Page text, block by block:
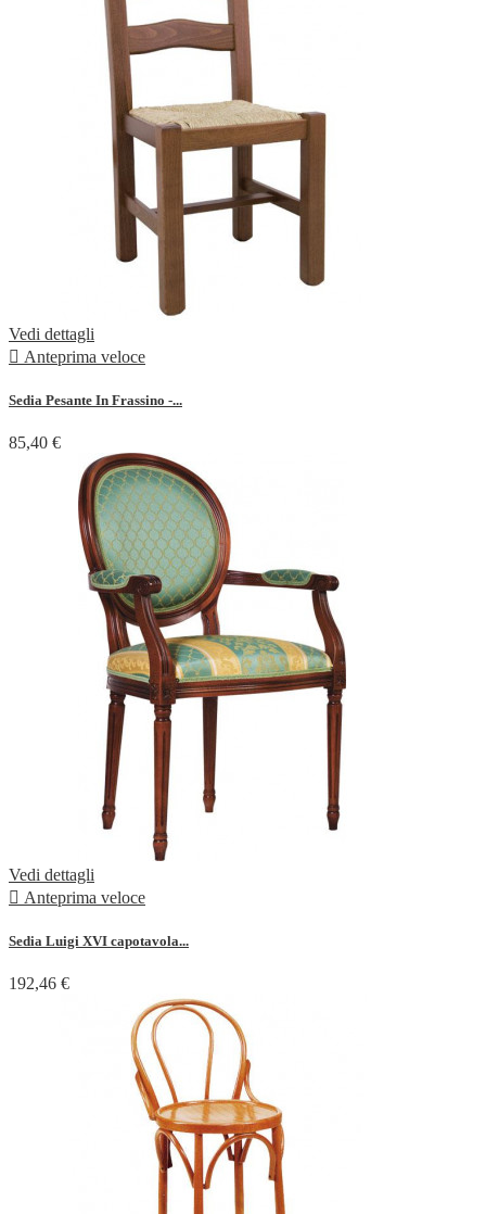
Vedi dettagli
 Anteprima veloce
Sedia Pesante In Frassino -...
85,40 €
Vedi dettagli
 Anteprima veloce
Sedia Luigi XVI capotavola...
192,46 €